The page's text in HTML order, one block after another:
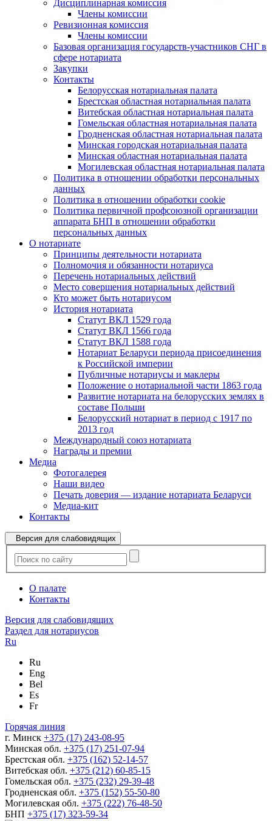
Дисциплинарная комиссия
Члены комиссии
Ревизионная комиссия
Члены комиссии
Базовая организация государств-участников СНГ в
сфере нотариата
Закупки
Контакты
Белорусская нотариальная палата
Брестская областная нотариальная палата
Витебская областная нотариальная палата
Гомельская областная нотариальная палата
Гродненская областная нотариальная палата
Минская городская нотариальная палата
Минская областная нотариальная палата
Могилевская областная нотариальная палата
Политика в отношении обработки персональных
данных
Политика в отношении обработки cookie
Политика первичной профсоюзной организации
аппарата БНП в отношении обработки
персональных данных
О нотариате
Принципы деятельности нотариата
Полномочия и обязанности нотариуса
Перечень нотариальных действий
Место совершения нотариальных действий
Кто может быть нотариусом
История нотариата
Статут ВКЛ 1529 года
Статут ВКЛ 1566 года
Статут ВКЛ 1588 года
Нотариат Беларуси периода присоединения
к Российской империи
Публичные нотариусы и маклеры
Положение о нотариальной части 1863 года
Развитие нотариата на белорусских землях в
составе Польши
Белорусский нотариат в период с 1917 по
2013 год
Международный союз нотариата
Награды и премии
Медиа
Фотогалерея
Наши видео
Печать доверия — издание нотариата Беларуси
Медиа-кит
Контакты
Версия для слабовидящих
О палате
Контакты
Версия для слабовидящих
Раздел для нотариусов
Ru
Ru
Eng
Bel
Es
Fr
Горячая линия
г. Минск +375 (17) 243-08-95
Минская обл. +375 (17) 251-07-94
Брестская обл. +375 (162) 52-14-57
Витебская обл. +375 (212) 60-85-15
Гомельская обл. +375 (232) 29-39-48
Гродненская обл. +375 (152) 55-50-80
Могилевская обл. +375 (222) 76-48-50
БНП +375 (17) 323-59-34